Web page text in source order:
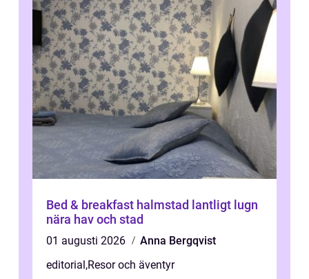
Bed & breakfast halmstad lantligt lugn
nära hav och stad
01 augusti 2026
Anna Bergqvist
editorial,Resor och äventyr